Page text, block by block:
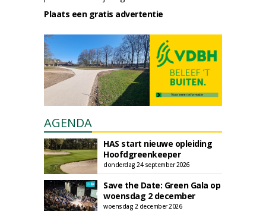
Plaats een gratis advertentie
AGENDA
HAS start nieuwe opleiding
Hoofdgreenkeeper
donderdag 24 september 2026
Save the Date: Green Gala op
woensdag 2 december
woensdag 2 december 2026